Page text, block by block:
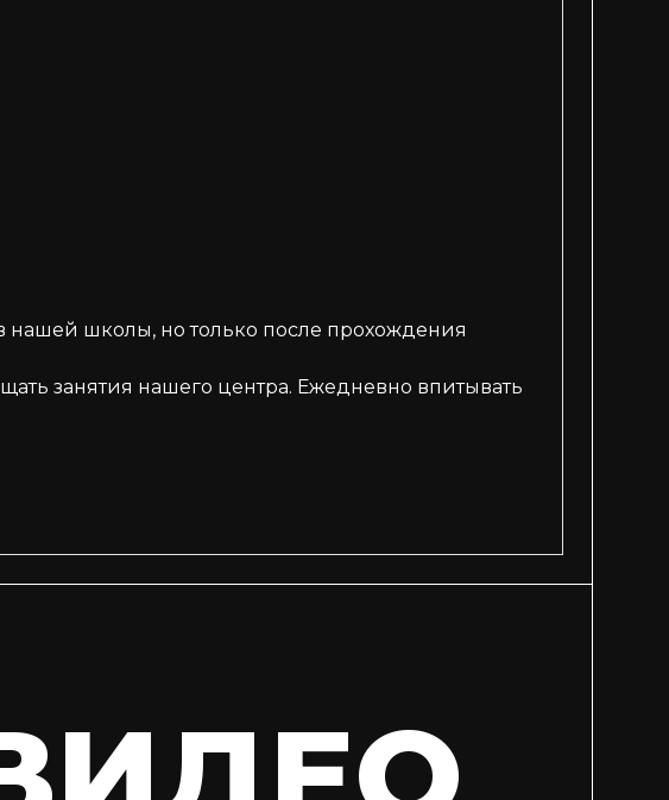
нашей школы, но только после прохождения
занятия нашего центра. Ежедневно впитывать